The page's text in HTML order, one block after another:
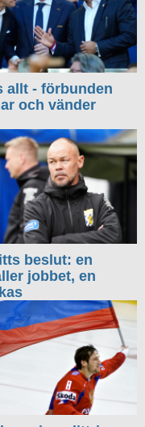
allt - förbunden
och vänder
beslut: en
jobbet, en